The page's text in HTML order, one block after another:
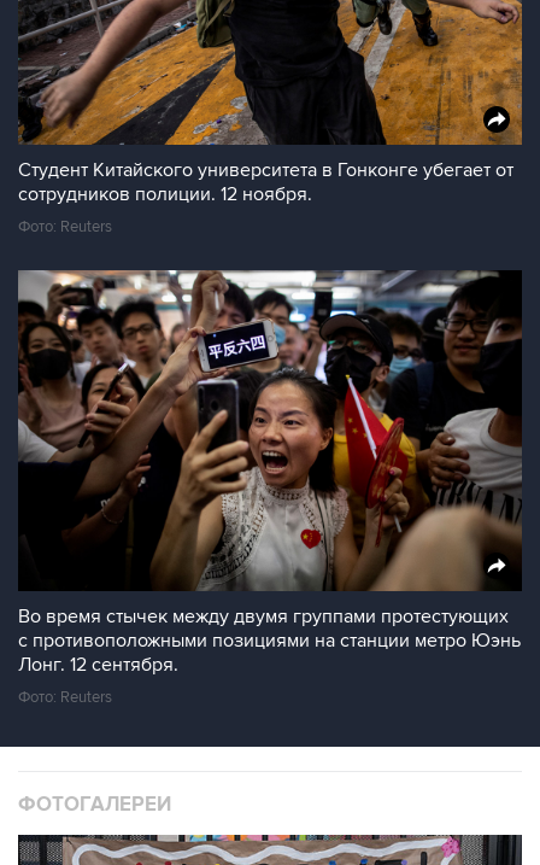
Студент Китайского университета в Гонконге убегает от
сотрудников полиции. 12 ноября.
Фото: Reuters
Во время стычек между двумя группами протестующих
с противоположными позициями на станции метро Юэнь
Лонг. 12 сентября.
Фото: Reuters
ФОТОГАЛЕРЕИ